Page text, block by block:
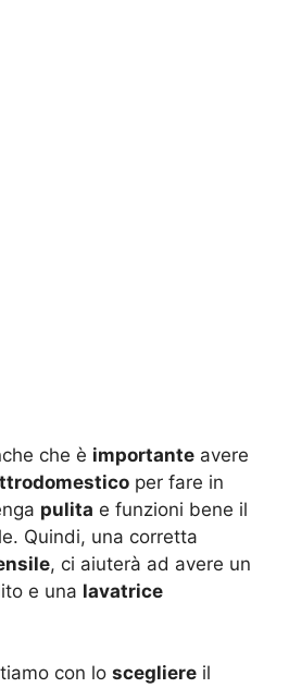
che è importante avere
per fare in
pulita e funzioni bene il
Quindi, una corretta
, ci aiuterà ad avere un
e una lavatrice
con lo scegliere il